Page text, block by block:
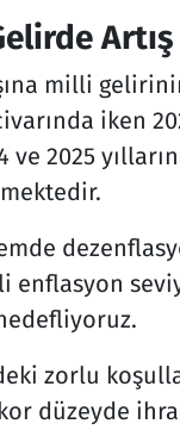
Artış
milli
iken
ve 2025
enflasyon
zorlu
düzeyde